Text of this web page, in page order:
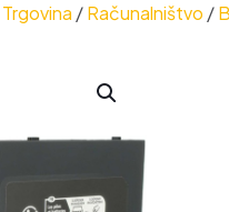
Trgovina /Računalništvo /